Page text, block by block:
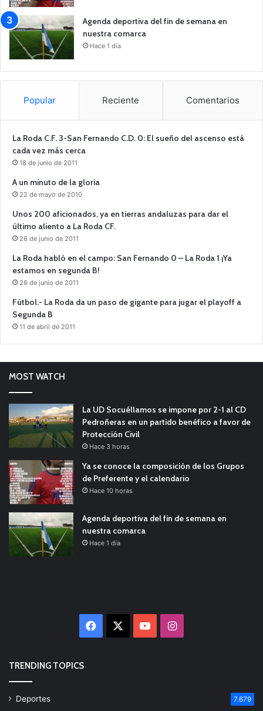
Agenda deportiva del fin de semana en
nuestra comarca
Hace 1 día
Popular Reciente Comentarios
La Roda C.F. 3-San Fernando C.D. 0: El sueño del ascenso está
cada vez más cerca
18 de junio de 2011
A un minuto de la gloria
22 de mayo de 2010
Unos 200 aficionados, ya en tierras andaluzas para dar el
último aliento a La Roda CF.
26 de junio de 2011
La Roda habló en el campo: San Fernando 0 – La Roda 1 ¡Ya
estamos en segunda B!
26 de junio de 2011
Fútbol.- La Roda da un paso de gigante para jugar el playoff a
Segunda B
11 de abril de 2011
MOST WATCH
La UD Socuéllamos se impone por 2-1 al CD
Pedroñeras en un partido benéfico a favor de
Protección Civil
Hace 3 horas
Ya se conoce la composición de los Grupos
de Preferente y el calendario
Hace 10 horas
Agenda deportiva del fin de semana en
nuestra comarca
Hace 1 día
Facebook YouTubeInstagram
TRENDING TOPICS
Deportes 7.679